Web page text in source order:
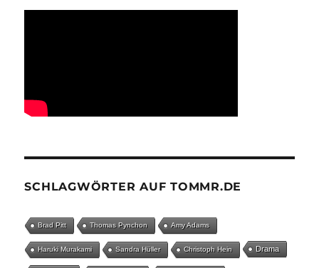
SCHLAGWÖRTER AUF TOMMR.DE
Brad Pitt Thomas Pynchon Amy Adams
Haruki Murakami Sandra Hüller Christoph Hein Drama